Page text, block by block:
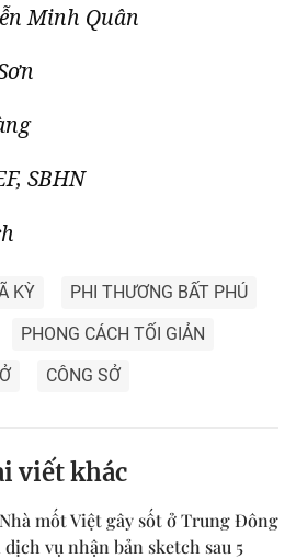
Minh Quân
SBHN
KỲ
PHI THƯƠNG BẤT PHÚ
PHONG CÁCH TỐI GIẢN
CÔNG SỞ
viết khác
Nhà mốt Việt gây sốt ở Trung Đông
dịch vụ nhận bản sketch sau 5